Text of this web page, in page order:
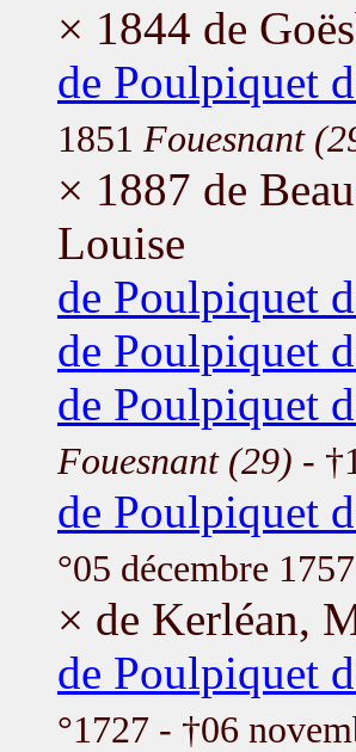
× 1844 de
de Poulpiquet
1851 Fouesnant
× 1887 de
Louise
de Poulpiquet
de Poulpiquet
de Poulpiquet
Fouesnant (29) -
de Poulpiquet
°05 décembre
× de Kerléan,
de Poulpiquet
°1727 - †06